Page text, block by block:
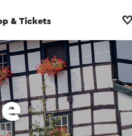
& Tickets